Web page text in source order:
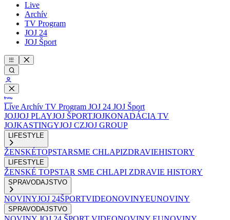
Live
Archív
TV Program
JOJ 24
JOJ Šport
Live Archív TV Program JOJ 24 JOJ Šport
JOJJOJ PLAYJOJ ŠPORTJOJKONADÁCIA TV
JOJKASTINGYJOJ CZJOJ GROUP
LIFESTYLE
ŽENSKÉTOPSTARSME CHLAPIZDRAVIEHISTORY
LIFESTYLE
ŽENSKÉ TOPSTAR SME CHLAPI ZDRAVIE HISTORY
SPRAVODAJSTVO
NOVINYJOJ 24ŠPORTVIDEONOVINYEUNOVINY
SPRAVODAJSTVO